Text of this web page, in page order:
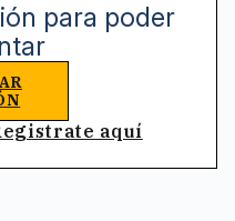
para poder
aquí